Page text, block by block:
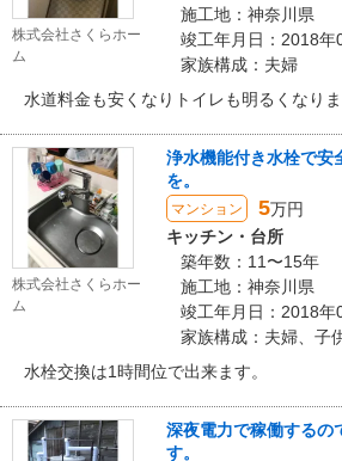
株式会社さくらホー
ム
施工地：神奈川県
竣工年月日：2018年
家族構成：夫婦
水道料金も安くなりトイレも明るくなりま
株式会社さくらホー
ム
浄水機能付き水栓で安
を。
マンション 5万円
キッチン・台所
築年数：11〜15年
施工地：神奈川県
竣工年月日：2018年
家族構成：夫婦、子
水栓交換は1時間位で出来ます。
深夜電力で稼働するの
す。